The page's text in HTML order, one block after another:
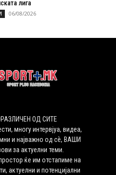
лига
06/08/2026
ОД СИТЕ
многу интервјуа, видеа,
и најважно од сѐ, ВАШИ
за актуелни теми.
ќе им отстапиме на
актуелни и потенцијални